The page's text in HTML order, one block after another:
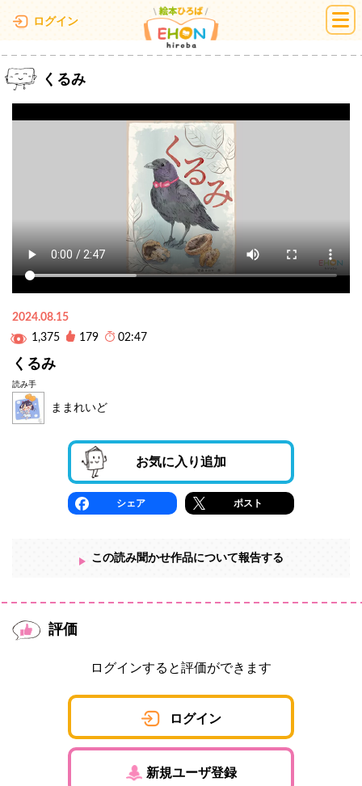
ログイン 絵本ひろば
くるみ
2024.08.15
1,375
179 02:47
くるみ
読み手
ままれいど
お気に入り追加
シェア ポスト
この読み聞かせ作品について報告する
評価
ログインすると評価ができます
ログイン
新規ユーザ登録